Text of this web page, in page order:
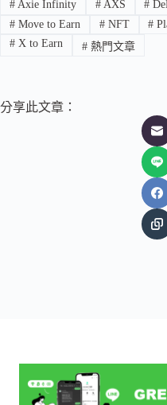
#Axie Infinity #AXS #
#Move to Earn #NFT #
#X to Earn #熱門文章
分享此文章：